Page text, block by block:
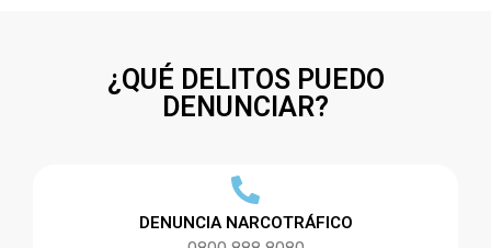
¿QUÉ DELITOS PUEDO
DENUNCIAR?
DENUNCIA NARCOTRÁFICO